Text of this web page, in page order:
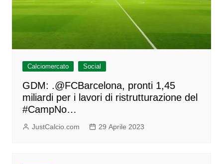
Calciomercato Social
GDM: .@FCBarcelona, pronti 1,45
miliardi per i lavori di ristrutturazione del
#CampNo…
JustCalcio.com 29 Aprile 2023